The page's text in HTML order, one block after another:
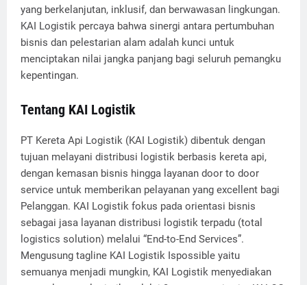
yang berkelanjutan, inklusif, dan berwawasan lingkungan.
KAI Logistik percaya bahwa sinergi antara pertumbuhan
bisnis dan pelestarian alam adalah kunci untuk
menciptakan nilai jangka panjang bagi seluruh pemangku
kepentingan.
Tentang KAI Logistik
PT Kereta Api Logistik (KAI Logistik) dibentuk dengan
tujuan melayani distribusi logistik berbasis kereta api,
dengan kemasan bisnis hingga layanan door to door
service untuk memberikan pelayanan yang excellent bagi
Pelanggan. KAI Logistik fokus pada orientasi bisnis
sebagai jasa layanan distribusi logistik terpadu (total
logistics solution) melalui “End-to-End Services”.
Mengusung tagline KAI Logistik Ispossible yaitu
semuanya menjadi mungkin, KAI Logistik menyediakan